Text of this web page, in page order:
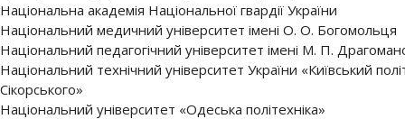
Національна академія Національної гвардії України
Національний медичний університет імені О. О. Богомольця
Національний педагогічний університет імені М. П.
Національний технічний університет України «Київський
Сікорського»
Національний університет «Одеська політехніка»